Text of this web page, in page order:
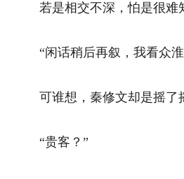
若是相交不深，怕是很难
“闲话稍后再叙，我看众
可谁想，秦修文却是摇了
“贵客？”